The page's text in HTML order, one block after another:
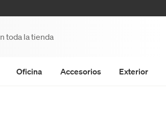
Oficina Accesorios Exterior